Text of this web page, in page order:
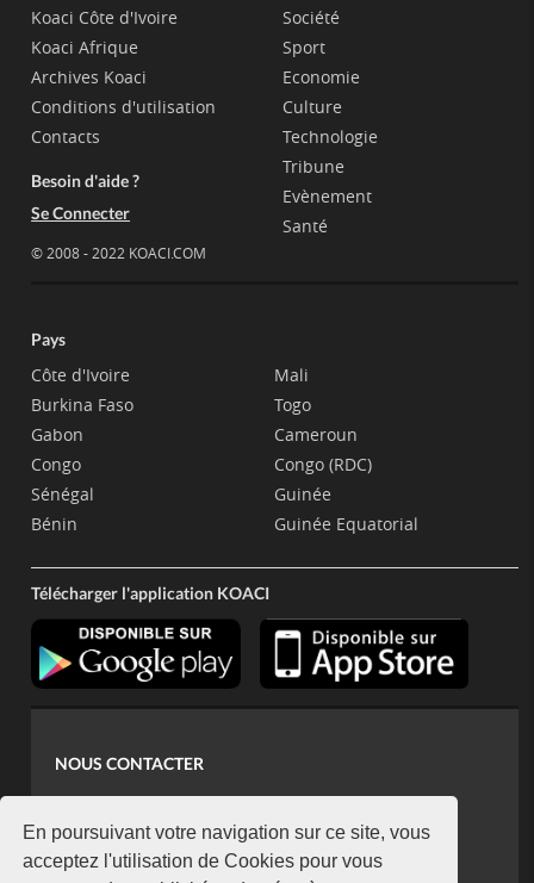
En poursuivant votre navigation sur ce site, vous
acceptez l'utilisation de Cookies pour vous
Koaci Côte d'Ivoire
Koaci Afrique
Archives Koaci
Conditions d'utilisation
Contacts
Besoin d'aide ?
Se Connecter
© 2008 - 2022 KOACI.COM
Société
Sport
Economie
Culture
Technologie
Tribune
Evènement
Santé
Pays
Côte d'Ivoire
Burkina Faso
Gabon
Congo
Sénégal
Bénin
Mali
Togo
Cameroun
Congo (RDC)
Guinée
Guinée Equatorial
Télécharger l'application KOACI
NOUS CONTACTER
koaci@yahoo.fr
+225 07 08 85 52 93